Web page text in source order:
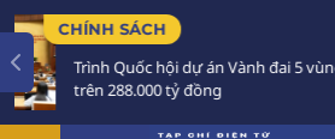
SÁCH
Quốc hội dự án Vành đai 5 vùng Thủ đô
288.000 tỷ đồng